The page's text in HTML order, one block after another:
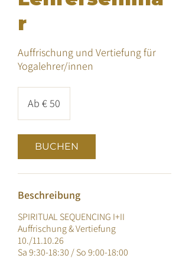
r
Auffrischung und Vertiefung für
Yogalehrer/innen
EuroAb € 50
BUCHEN
Beschreibung
SPIRITUAL SEQUENCING I+II
Auffrischung & Vertiefung
10./11.10.26
Sa 9:30-18:30 / So 9:00-18:00